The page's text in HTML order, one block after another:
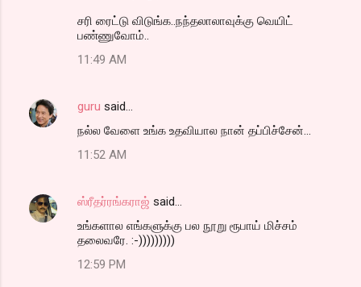
சரி ரைட்டு விடுங்க..நந்தலாலாவுக்கு வெயிட்
பண்ணுவோம்..
11:49 AM
guru said…
நல்ல வேளை உங்க உதவியால நான் தப்பிச்சேன்...
11:52 AM
ஸ்ரீதர்ரங்கராஜ் said…
உங்களால எங்களுக்கு பல நூறு ரூபாய் மிச்சம்
தலைவரே. :-)))))))))
12:59 PM